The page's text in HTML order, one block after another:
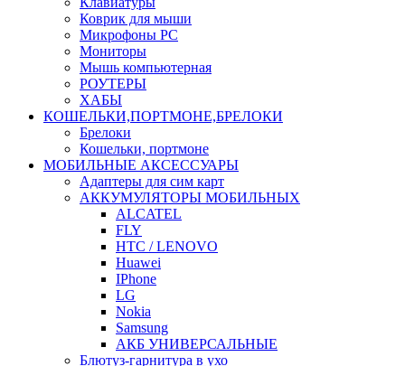
Коврик для мыши
Микрофоны PC
Мониторы
Мышь компьютерная
РОУТЕРЫ
ХАБЫ
КОШЕЛЬКИ,ПОРТМОНЕ,БРЕЛОКИ
Брелоки
Кошельки, портмоне
МОБИЛЬНЫЕ АКСЕССУАРЫ
Адаптеры для сим карт
АККУМУЛЯТОРЫ МОБИЛЬНЫХ
ALCATEL
FLY
HTC / LENOVO
Huawei
IPhone
LG
Nokia
Samsung
АКБ УНИВЕРСАЛЬНЫЕ
Блютуз-гарнитура в ухо